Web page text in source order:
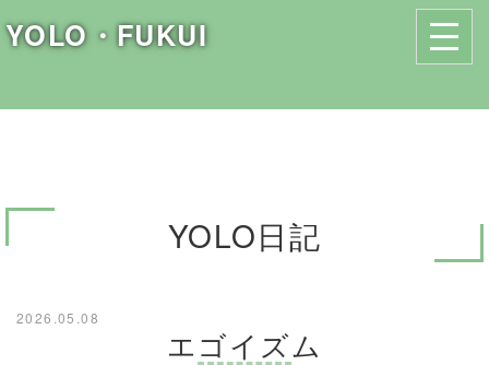
YOLO・FUKUI
YOLO日記
2026.05.08
エゴイズム